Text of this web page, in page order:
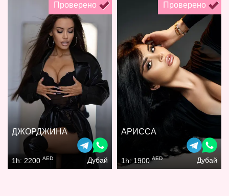
Проверено
ДЖОРДЖИНА
1h: 2200 AED Дубай
Проверено
АРИССА
1h: 1900AED Дубай